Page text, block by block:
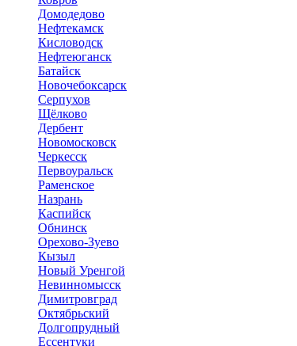
Домодедово
Нефтекамск
Кисловодск
Нефтеюганск
Батайск
Новочебоксарск
Серпухов
Щёлково
Дербент
Новомосковск
Черкесск
Первоуральск
Раменское
Назрань
Каспийск
Обнинск
Орехово-Зуево
Кызыл
Новый Уренгой
Невинномысск
Димитровград
Октябрьский
Долгопрудный
Ессентуки